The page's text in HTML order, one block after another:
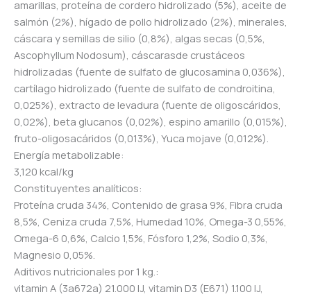
amarillas, proteína de cordero hidrolizado (5%), aceite de
salmón (2%), hígado de pollo hidrolizado (2%), minerales,
cáscara y semillas de silio (0,8%), algas secas (0,5%,
Ascophyllum Nodosum), cáscarasde crustáceos
hidrolizadas (fuente de sulfato de glucosamina 0,036%),
cartílago hidrolizado (fuente de sulfato de condroitina,
0,025%), extracto de levadura (fuente de oligoscáridos,
0,02%), beta glucanos (0,02%), espino amarillo (0,015%),
fruto-oligosacáridos (0,013%), Yuca mojave (0,012%).
Energía metabolizable:
3,120 kcal/kg
Constituyentes analíticos:
Proteína cruda 34%, Contenido de grasa 9%, Fibra cruda
8,5%, Ceniza cruda 7,5%, Humedad 10%, Omega-3 0,55%,
Omega-6 0,6%, Calcio 1,5%, Fósforo 1,2%, Sodio 0,3%,
Magnesio 0,05%.
Aditivos nutricionales por 1 kg.:
vitamin A (3a672a) 21.000 IJ, vitamin D3 (E671) 1.100 IJ,